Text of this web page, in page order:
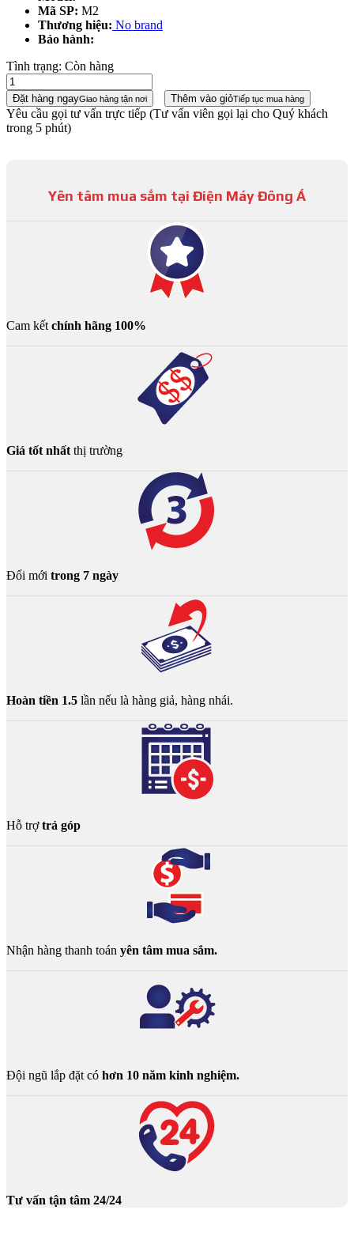
Mã SP: M2
Thương hiệu: No brand
Bảo hành:
Tình trạng: Còn hàng
Đặt hàng ngayGiao hàng tận nơi Thêm vào giỏTiếp tục mua hàng
Yêu cầu gọi tư vấn trực tiếp (Tư vấn viên gọi lại cho Quý khách
trong 5 phút)
Yên tâm mua sắm tại Điện Máy Đông Á
Cam kết chính hãng 100%
Giá tốt nhất thị trường
Đổi mới trong 7 ngày
Hoàn tiền 1.5 lần nếu là hàng giả, hàng nhái.
Hỗ trợtrả góp
Nhận hàng thanh toán yên tâm mua sắm.
Đội ngũ lắp đặt có hơn 10 năm kinh nghiệm.
Tư vấn tận tâm 24/24